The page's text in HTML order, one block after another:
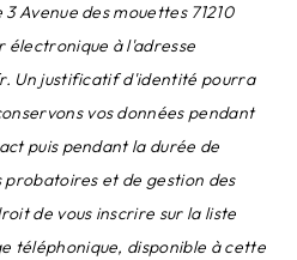
Avenue des mouettes 71210
électronique à l'adresse
Un justificatif d'identité pourra
vos données pendant
puis pendant la durée de
et de gestion des
de vous inscrire sur la liste
téléphonique, disponible à cette